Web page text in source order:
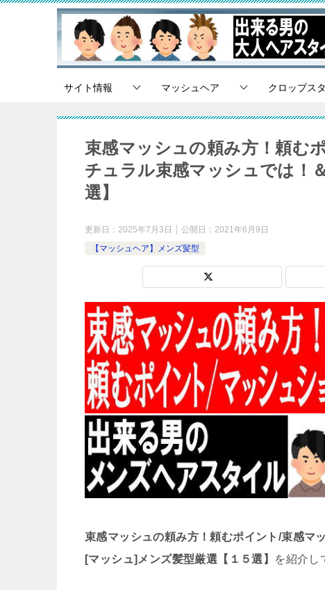
サイト情報 マッシュヘア クロップス
束感マッシュの頼み方！頼む
チュラル束感マッシュでは！
選】
更新日： 2025年7月3日 公開日： 2021年6月9日
【マッシュヘア】メンズ髪型
束感マッシュの頼み方！頼むポイント/束感マ
[マッシュ]メンズ髪型厳選【１５選】
を紹介し